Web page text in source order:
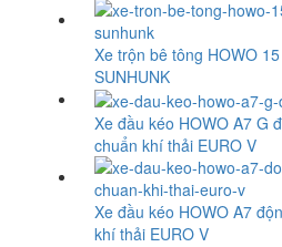
Xe trộn bê tông HOWO
SUNHUNK
Xe đầu kéo HOWO A7 G
chuẩn khí thải EURO V
Xe đầu kéo HOWO A7
khí thải EURO V